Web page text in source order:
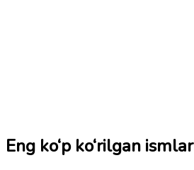
Eng ko‘p ko‘rilgan ismlar